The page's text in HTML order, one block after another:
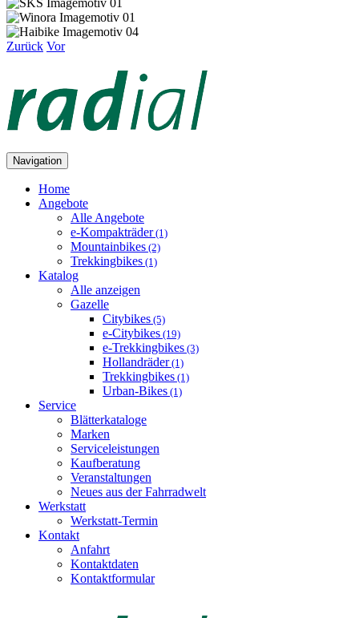
Zurück Vor
Navigation
Home
Angebote
Alle Angebote
e-Kompakträder(1)
Mountainbikes (2)
Trekkingbikes (1)
Katalog
Alle anzeigen
Gazelle
Citybikes (5)
e-Citybikes (19)
e-Trekkingbikes (3)
Hollandräder(1)
Trekkingbikes (1)
Urban-Bikes (1)
Service
Blätterkataloge
Marken
Serviceleistungen
Kaufberatung
Veranstaltungen
Neues aus der Fahrradwelt
Werkstatt
Werkstatt-Termin
Kontakt
Anfahrt
Kontaktdaten
Kontaktformular